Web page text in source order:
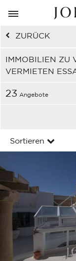
ZURÜCK
IMMOBILIEN ZU
VERMIETEN
23 Angebote
Sortieren